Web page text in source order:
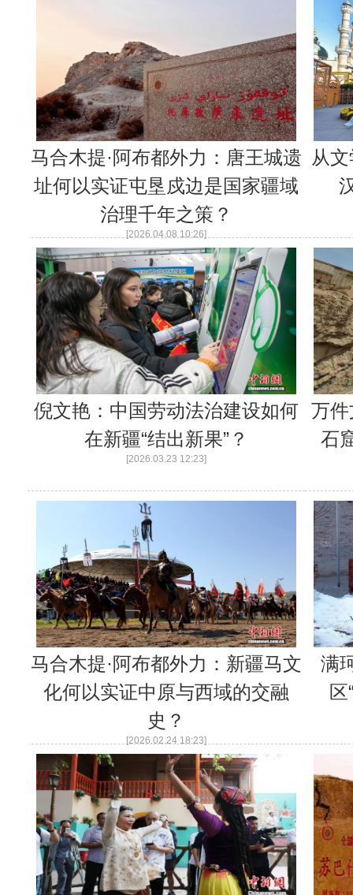
马合木提·阿布都外力：唐王城遗
址何以实证屯垦戍边是国家疆域
治理千年之策？
[2026.04.08 10:26]
从
倪文艳：中国劳动法治建设如何
在新疆“结出新果”？
[2026.03.23 12:23]
万
石
马合木提·阿布都外力：新疆马文
化何以实证中原与西域的交融
史？
[2026.02.24 18:23]
满
区